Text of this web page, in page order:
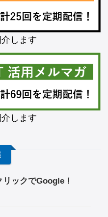
します
します
リックでGoogle！